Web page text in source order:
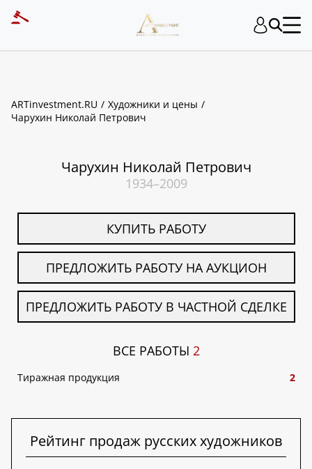
ARTinvestment.RU
Художники и цены
Чарухин Николай Петрович
Чарухин Николай Петрович
1934–2009
КУПИТЬ РАБОТУ
ПРЕДЛОЖИТЬ РАБОТУ НА АУКЦИОН
ПРЕДЛОЖИТЬ РАБОТУ В ЧАСТНОЙ СДЕЛКЕ
ВСЕ РАБОТЫ 2
Тиражная продукция 2
Рейтинг продаж русских художников